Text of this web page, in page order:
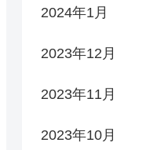
2024年1月
2023年12月
2023年11月
2023年10月